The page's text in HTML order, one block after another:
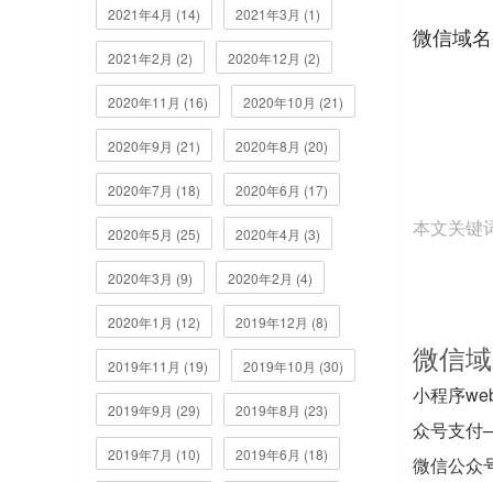
2021年4月 (14) 2021年3月 (1)
2021年2月 (2) 2020年12月 (2)
2020年11月 (16) 2020年10月 (21)
2020年9月 (21) 2020年8月 (20)
2020年7月 (18) 2020年6月 (17)
2020年5月 (25) 2020年4月 (3)
2020年3月 (9) 2020年2月 (4)
2020年1月 (12) 2019年12月 (8)
2019年11月 (19) 2019年10月 (30)
2019年9月 (29) 2019年8月 (23)
2019年7月 (10) 2019年6月 (18)
微信域
本文关键
微信
小程序
众号支付
微信公众